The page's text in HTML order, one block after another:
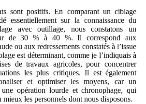
sont positifs. En comparant un ciblage
essentiellement sur la connaissance du
avec outillage, nous constatons un
de 30 % à 40 %. Il correspond aux
ou aux redressements constatés à l’issue
est déterminant, comme je l’indiquais à
de travaux agricoles, pour concentrer
les plus critiques. Il est également
et optimiser les moyens, car un
une opération lourde et chronophage, qui
mieux les personnels dont nous disposons.